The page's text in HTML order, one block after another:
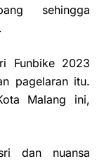
sehingga
Funbike 2023
pagelaran itu.
Malang ini,
dan nuansa